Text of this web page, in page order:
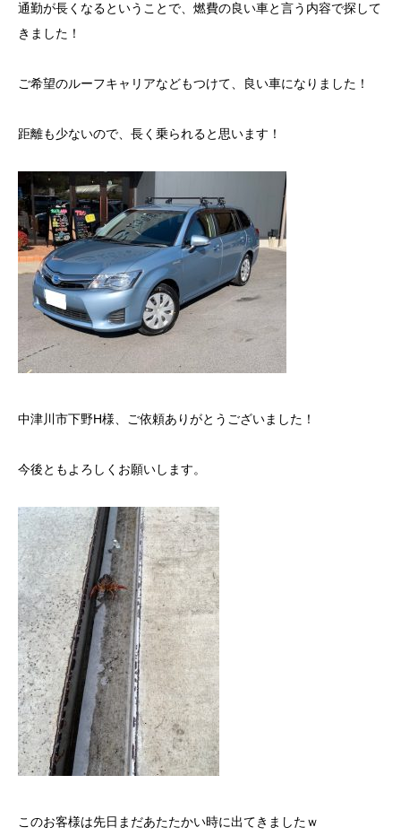
通勤が長くなるということで、燃費の良い車と言う内容で探して
きました！
ご希望のルーフキャリアなどもつけて、良い車になりました！
距離も少ないので、長く乗られると思います！
中津川市下野H様、ご依頼ありがとうございました！
今後ともよろしくお願いします。
このお客様は先日まだあたたかい時に出てきましたｗ